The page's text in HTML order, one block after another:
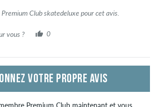
Club skatedeluxe pour cet avis.
vous ? 0
VOTRE PROPRE AVIS